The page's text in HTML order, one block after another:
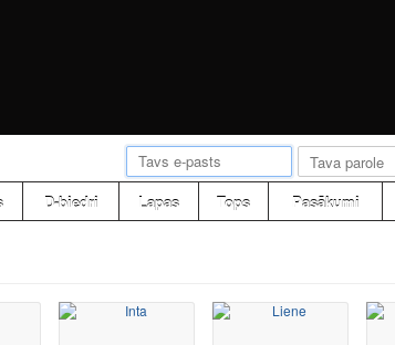
D-biedri Lapas Tops Pasākumi